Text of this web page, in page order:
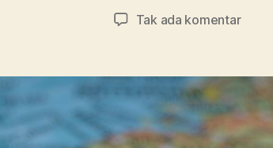
Tak ada komentarpada
Point